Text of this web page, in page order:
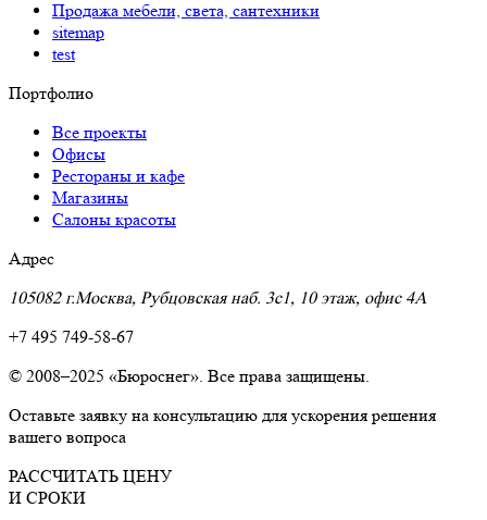
Продажа мебели, света, сантехники
sitemap
test
Портфолио
Все проекты
Офисы
Рестораны и кафе
Магазины
Салоны красоты
Адрес
105082 г.Москва, Рубцовская наб. 3с1, 10 этаж, офис 4A
+7 495 749-58-67
© 2008–2025 «Бюроснег». Все права защищены.
Оставьте заявку на консультацию для ускорения решения
вашего вопроса
РАССЧИТАТЬ ЦЕНУ
И СРОКИ